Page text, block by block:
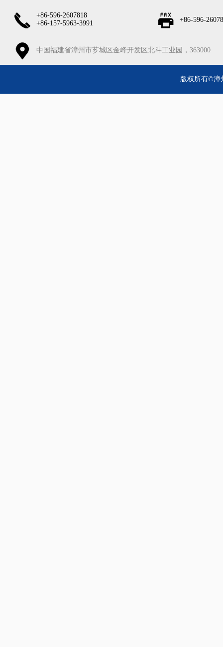
+86-596-2607818
+86-157-5963-3991
+86-596-
中国福建省漳州市芗城区金峰开发区北斗工业园，363000
版权所有©